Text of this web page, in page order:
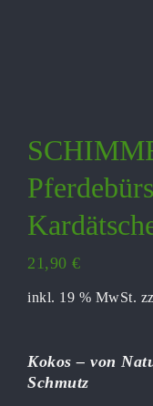
21,90 €
inkl. 19 % MwSt.
Kokos – von
Schmutz